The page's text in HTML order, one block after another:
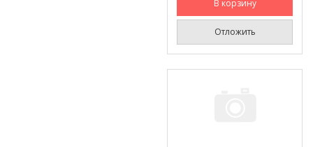
В корзину
Отложить